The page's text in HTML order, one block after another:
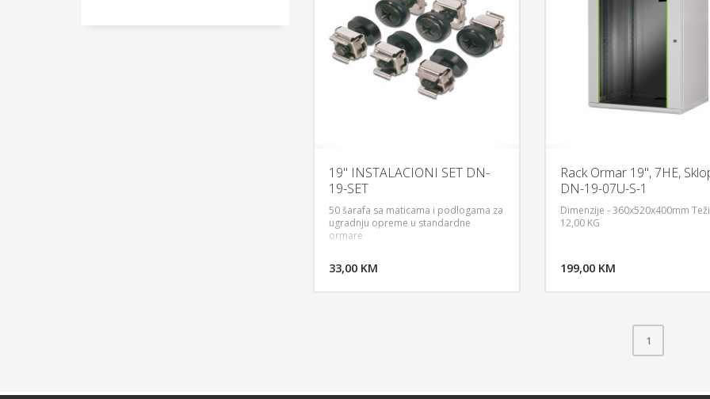
19" INSTALACIONI SET DN-
19-SET
50 šarafa sa maticama i podlogama za
ugradnju opreme u standardne
ormare
33,00 KM
Rack Ormar 19", 7HE,
DN-19-07U-S-1
Dimenzije - 360x520x400mm
12,00 KG
199,00 KM
1